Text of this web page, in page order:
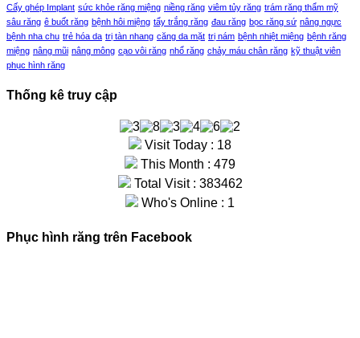
Cấy ghép Implant sức khỏe răng miệng niềng răng viêm tủy răng trám răng thẩm mỹ
sâu răng ê buốt răng bệnh hôi miệng tẩy trắng răng đau răng bọc răng sứ nâng ngực
bệnh nha chu trẻ hóa da trị tàn nhang căng da mặt trị nám bệnh nhiệt miệng bệnh răng
miệng nâng mũi nâng mông cạo vôi răng nhổ răng chảy máu chân răng kỹ thuật viên
phục hình răng
Thống kê truy cập
Visit Today : 18
This Month : 479
Total Visit : 383462
Who's Online : 1
Phục hình răng trên Facebook